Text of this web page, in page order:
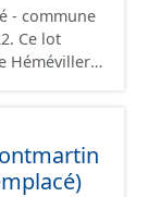
il est
foi et sont
- commune
Hémévillers.
PADD, le
les
les données